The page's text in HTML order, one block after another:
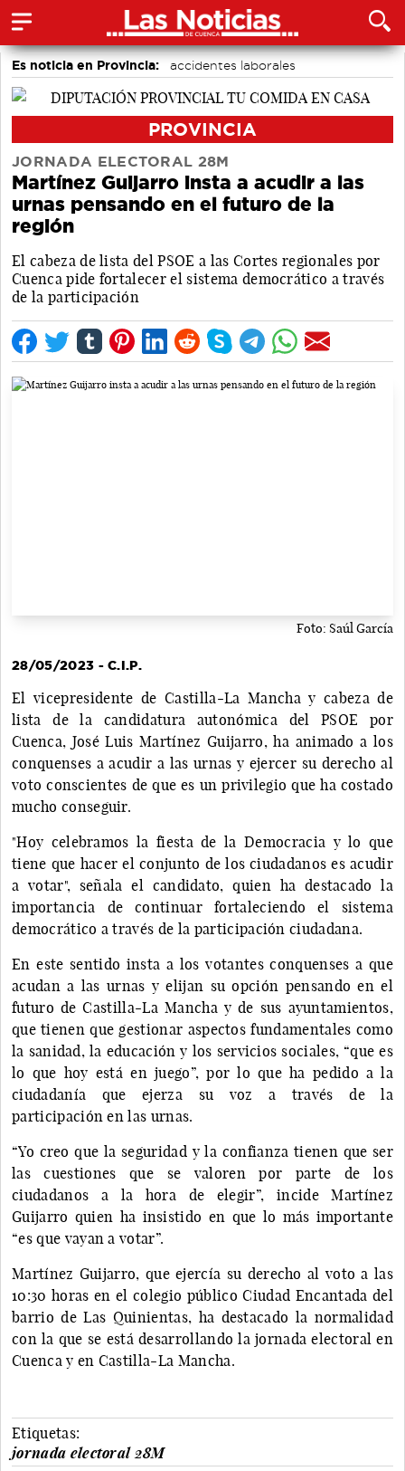
Es noticia en Provincia:
accidentes laborales
Medio Ambiente
PROVINCIA
JORNADA ELECTORAL 28M
Martínez Guijarro insta a acudir a las
urnas pensando en el futuro de la
región
El cabeza de lista del PSOE a las Cortes regionales por
Cuenca pide fortalecer el sistema democrático a través
de la participación
Foto: Saúl García
28/05/2023 - C.I.P.
El vicepresidente de Castilla-La Mancha y cabeza de
lista de la candidatura autonómica del PSOE por
Cuenca, José Luis Martínez Guijarro, ha animado a los
conquenses a acudir a las urnas y ejercer su derecho al
voto conscientes de que es un privilegio que ha costado
mucho conseguir.
"Hoy celebramos la fiesta de la Democracia y lo que
tiene que hacer el conjunto de los ciudadanos es acudir
a votar", señala el candidato, quien ha destacado la
importancia de continuar fortaleciendo el sistema
democrático a través de la participación ciudadana.
En este sentido insta a los votantes conquenses a que
acudan a las urnas y elijan su opción pensando en el
futuro de Castilla-La Mancha y de sus ayuntamientos,
que tienen que gestionar aspectos fundamentales como
la sanidad, la educación y los servicios sociales, “que es
lo que hoy está en juego”, por lo que ha pedido a la
ciudadanía que ejerza su voz a través de la
participación en las urnas.
“Yo creo que la seguridad y la confianza tienen que ser
las cuestiones que se valoren por parte de los
ciudadanos a la hora de elegir”, incide Martínez
Guijarro quien ha insistido en que lo más importante
“es que vayan a votar”.
Martínez Guijarro, que ejercía su derecho al voto a las
10:30 horas en el colegio público Ciudad Encantada del
barrio de Las Quinientas, ha destacado la normalidad
con la que se está desarrollando la jornada electoral en
Cuenca y en Castilla-La Mancha.
Etiquetas:
jornada electoral 28M